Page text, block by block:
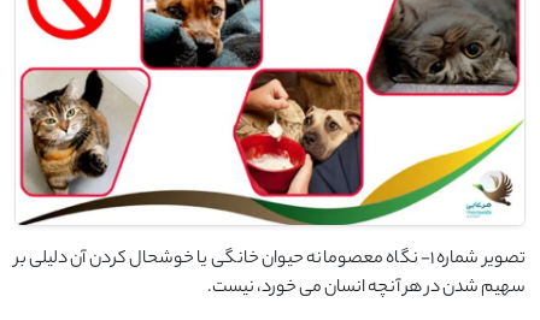
تصویر شماره 1- نگاه معصومانه حیوان خانگی یا خوشحال کردن آن دلیلی بر
سهیم شدن در هر آنچه انسان می خورد، نیست.